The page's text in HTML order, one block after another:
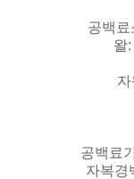
공백료
왈
공백료
자복경